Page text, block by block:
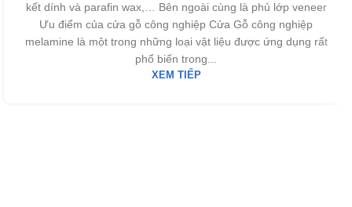
kết dính và parafin wax,… Bên ngoài cùng là phủ lớp veneer
Ưu điểm của cửa gỗ công nghiệp Cửa Gỗ công nghiệp
melamine là một trong những loại vật liệu được ứng dụng rất
phổ biến trong...
XEM TIẾP